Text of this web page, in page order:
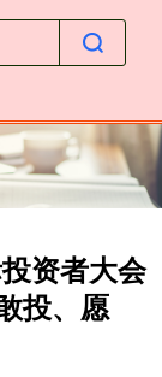
资者大会
投、愿